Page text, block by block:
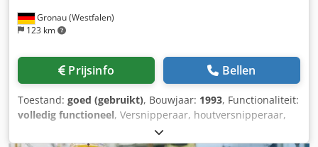
Gronau (Westfalen)
123 km
Prijsinfo Bellen
Toestand: goed (gebruikt), Bouwjaar: 1993, Functionaliteit:
volledig functioneel, Versnipperaar, houtversnipperaar,
versnippermachine, hakselaar Fabrikant: Piranha voor